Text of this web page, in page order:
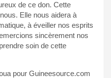
de ce don. Cette
Elle nous aidera à
à éveiller nos esprits
sincèrement nos
soin de cette
pour Guineesource.com